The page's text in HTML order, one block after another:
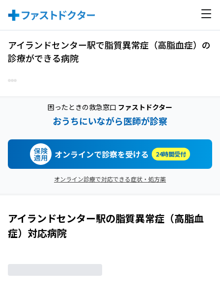
アイランドセンター駅で脂質異常症（高脂血症）の
診療ができる病院
困ったときの救急窓口 ファストドクター
おうちにいながら医師が診察
保険
適用 オンラインで診察を受ける 24時間受付
オンライン診療で対応できる症状・処方薬
アイランドセンター駅の脂質異常症（高脂血
症） 対応病院